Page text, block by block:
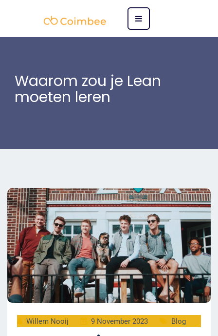
Waarom zou je Lean
moeten leren
Willem Nooij 9 November 2023 Blog